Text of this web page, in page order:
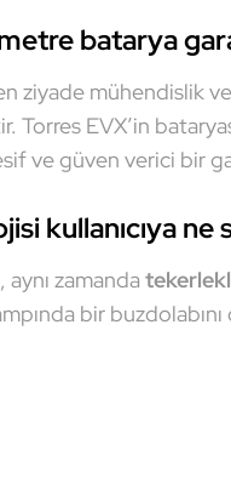
batarya
ziyade mühendislik
EVX’in
ve güven verici bir
kullanıcıya ne
aynı zamanda
bir